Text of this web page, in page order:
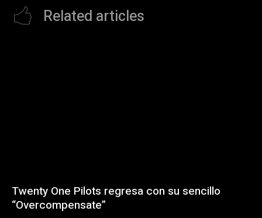
Related articles
Twenty One Pilots regresa con su sencillo
“Overcompensate”